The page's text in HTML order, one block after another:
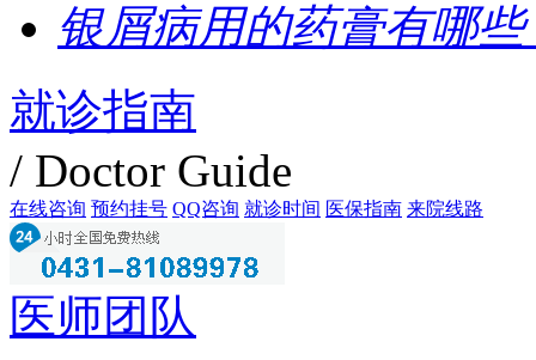
银屑病用的药膏有哪
就诊指南
/ Doctor Guide
在线咨询 预约挂号 QQ咨询 就诊时间 医保指南 来院线路
医师团队